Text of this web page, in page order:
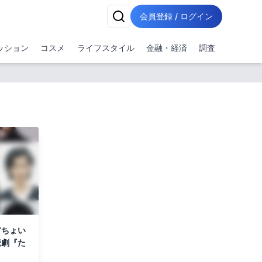
会員登録 / ログイン
ション コスメ ライフスタイル 金融・経済 調査
ょい
『た